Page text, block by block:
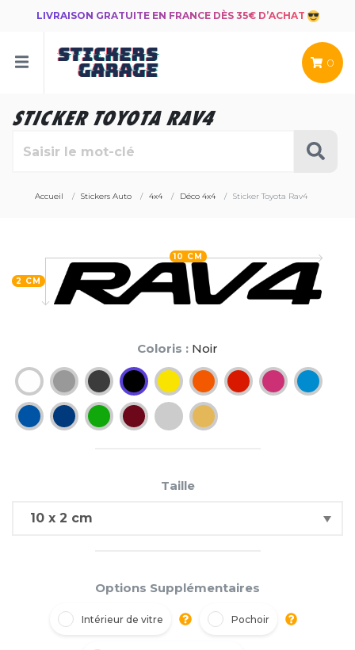
LIVRAISON GRATUITE EN FRANCE DÈS 35€ D’ACHAT
0
STICKER TOYOTA RAV4
Accueil Stickers Auto 4x4 Déco 4x4 Sticker Toyota Rav4
2 CM
10 CM
Coloris : Noir
Taille
Options Supplémentaires
Intérieur de vitre Pochoir